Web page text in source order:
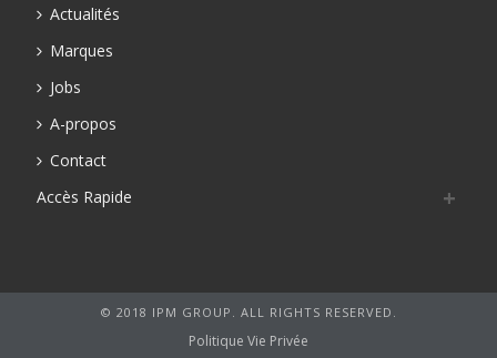
Actualités
Marques
Jobs
A-propos
Contact
Accès Rapide
© 2018 IPM GROUP. ALL RIGHTS RESERVED.
Politique Vie Privée